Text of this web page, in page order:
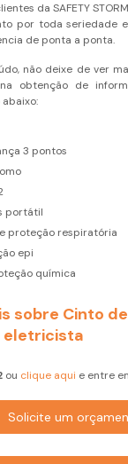
da SAFETY
por toda seriedade
de ponta a ponta.
não deixe de ver
obtenção de
3 pontos
portátil
proteção respiratória
epi
química
sobre Cinto
eletricista
ou clique aqui e entre
Solicite um